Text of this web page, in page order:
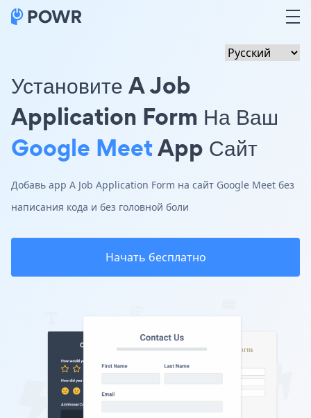
Установите A Job
Application Form На Ваш
Google MeetApp Сайт
Добавь app A Job Application Form на сайт Google Meet без
написания кода и без головной боли
Начать бесплатно